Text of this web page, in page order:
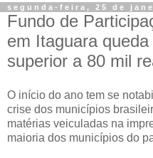
segunda-feira, 25 de
Fundo de
em Itaguara
superior a 80 mil
O início do ano tem se
crise dos municípios
matérias veiculadas na
maioria dos municípios do